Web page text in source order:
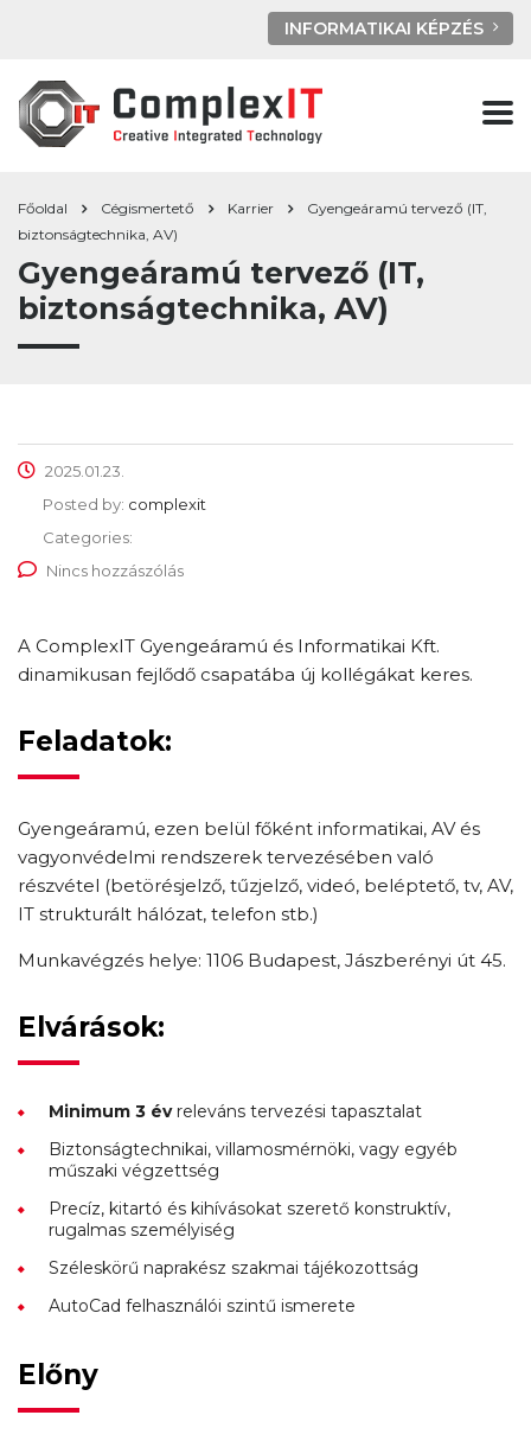
INFORMATIKAI KÉPZÉS
Főoldal Cégismertető Karrier
Gyengeáramú tervező (IT,
biztonságtechnika, AV)
Gyengeáramú tervező (IT,
biztonságtechnika, AV)
2025.01.23.
Posted by: complexit
Categories:
Nincs hozzászólás
A ComplexIT Gyengeáramú és Informatikai Kft.
dinamikusan fejlődő csapatába új kollégákat keres.
Feladatok:
Gyengeáramú, ezen belül főként informatikai, AV és
vagyonvédelmi rendszerek tervezésében való
részvétel (betörésjelző, tűzjelző, videó, beléptető, tv, AV,
IT strukturált hálózat, telefon stb.)
Munkavégzés helye: 1106 Budapest, Jászberényi út 45.
Elvárások:
Minimum 3 évreleváns tervezési tapasztalat
Biztonságtechnikai, villamosmérnöki, vagy egyéb
műszaki végzettség
Precíz, kitartó és kihívásokat szerető konstruktív,
rugalmas személyiség
Széleskörű naprakész szakmai tájékozottság
AutoCad felhasználói szintű ismerete
Előny